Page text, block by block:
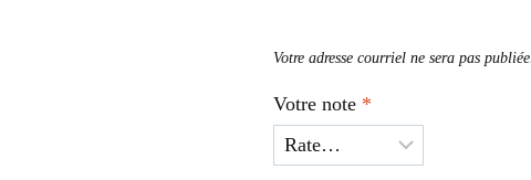
Votre adresse courriel ne sera pas publiée.
Votre note *